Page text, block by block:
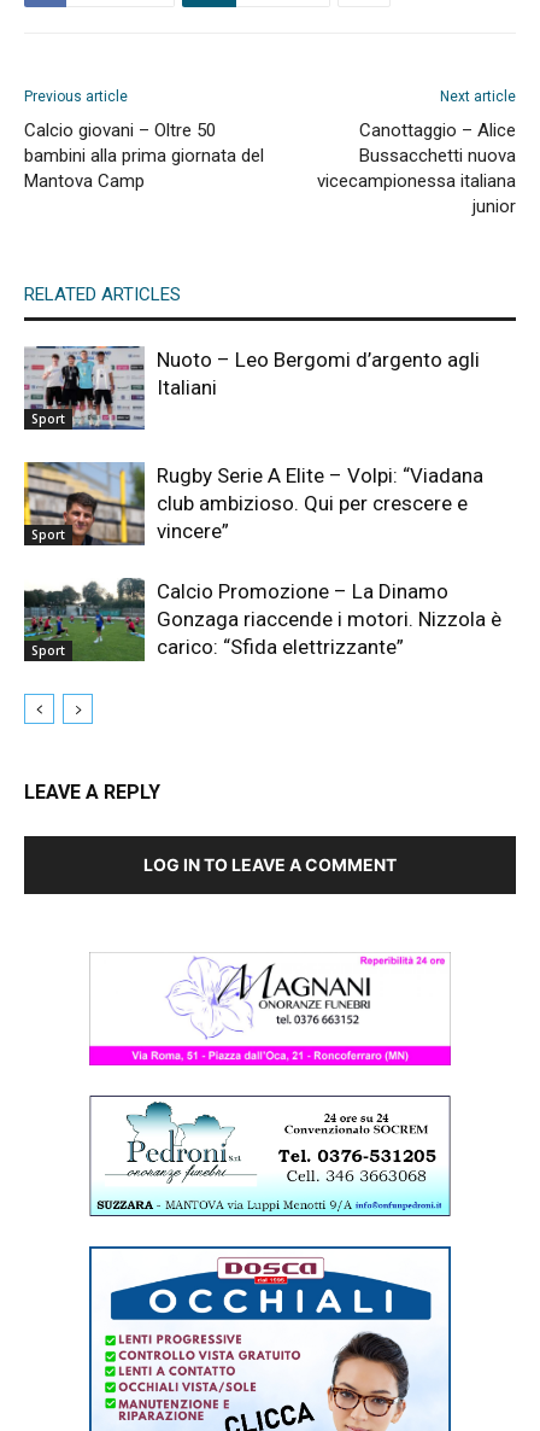
Previous article
Calcio giovani – Oltre 50
bambini alla prima giornata del
Mantova Camp
Next article
Canottaggio – Alice
Bussacchetti nuova
vicecampionessa italiana
junior
RELATED ARTICLES
Sport
Nuoto – Leo Bergomi d’argento agli
Italiani
Sport
Rugby Serie A Elite – Volpi: “Viadana
club ambizioso. Qui per crescere e
vincere”
Sport
Calcio Promozione – La Dinamo
Gonzaga riaccende i motori. Nizzola è
carico: “Sfida elettrizzante”
LEAVE A REPLY
LOG IN TO LEAVE A COMMENT